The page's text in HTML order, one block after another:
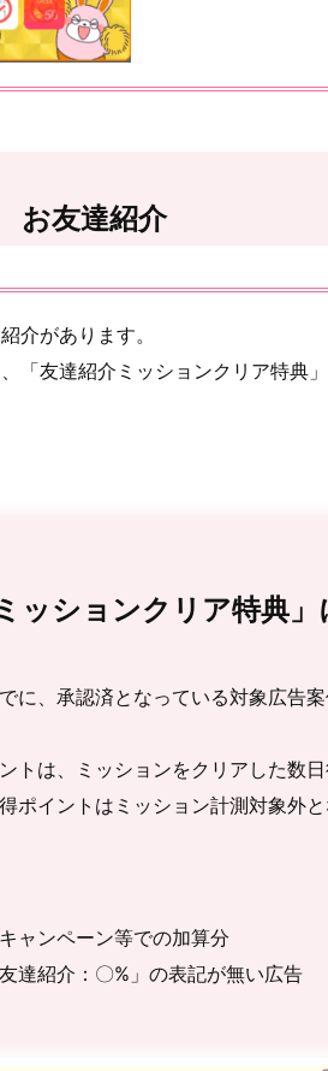
お友達紹介
介があります。
「友達紹介ミッションクリア特典」
ッションクリア特典
に、承認済となっている対象広告
トは、ミッションをクリアした数日
ポイントはミッション計測対象外と
ャンペーン等での加算分
達紹介：〇%」の表記が無い広告